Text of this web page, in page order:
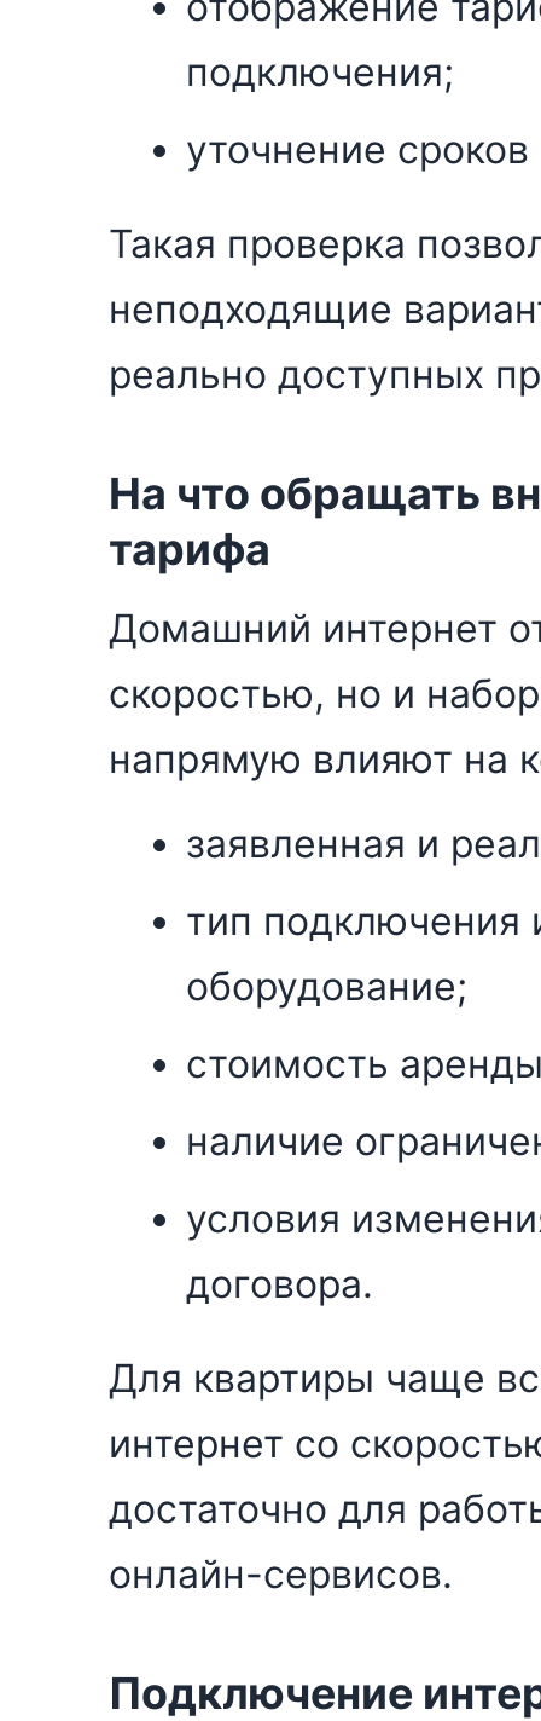
подключения;
уточнение
Такая проверка
неподходящие
реально доступных
На что обращать
тарифа
Домашний интернет
скоростью, но и
напрямую влияют на
заявленная и
тип подключения
оборудование;
стоимость
наличие
условия
договора.
Для квартиры чаще
интернет со
достаточно для
онлайн-сервисов.
Подключение